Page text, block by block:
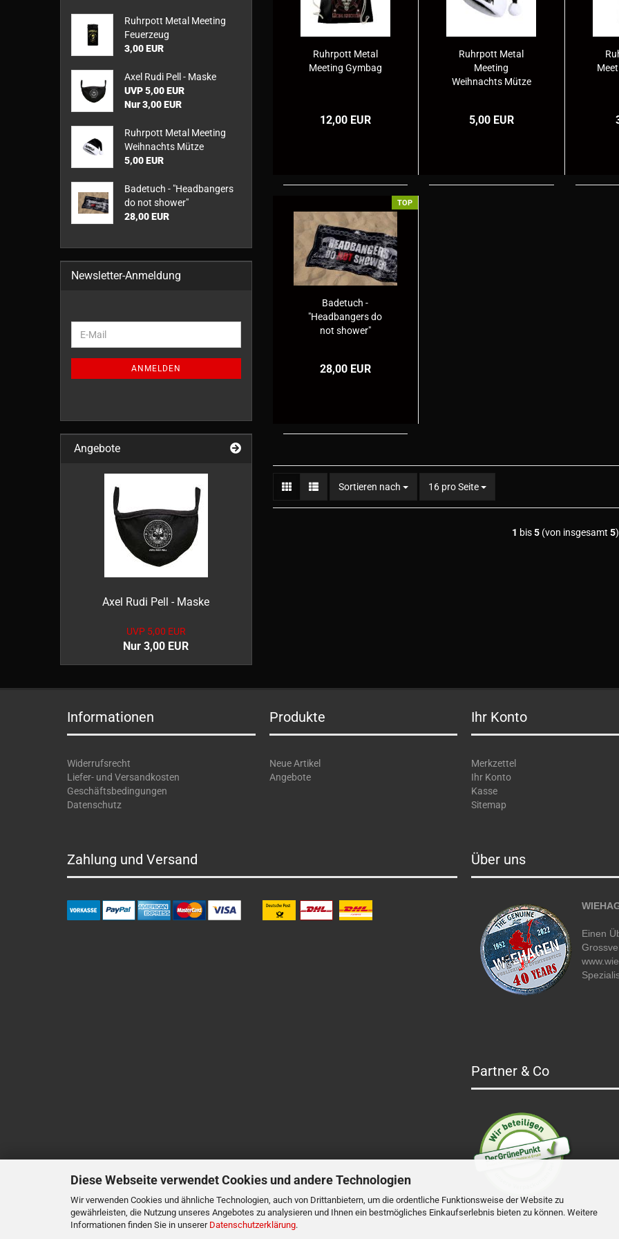
Diese Webseite verwendet Cookies und andere Technologien
Wir verwenden Cookies und ähnliche Technologien, auch von Drittanbietern, um die ordentliche Funktionsweise der Website zu
gewährleisten, die Nutzung unseres Angebotes zu analysieren und Ihnen ein bestmögliches Einkaufserlebnis bieten zu können. Weitere
Informationen finden Sie in unserer Datenschutzerklärung.
Ruhrpott Metal
Meeting Gymbag
12,00 EUR
Ruhrpott Metal
Meeting
Weihnachts Mütze
5,00 EUR
TOP
Badetuch -
"Headbangers do
not shower"
28,00 EUR
Sortieren nach
Sortieren nach 16 pro Seite
pro Seite
1 bis5(von insgesamt 5)
Ruhrpott Metal Meeting
Feuerzeug
3,00 EUR
Axel Rudi Pell - Maske
UVP 5,00 EUR
Nur 3,00 EUR
Ruhrpott Metal Meeting
Weihnachts Mütze
5,00 EUR
Badetuch - "Headbangers
do not shower"
28,00 EUR
Newsletter-Anmeldung
ZUR
E-
Mail
ANMELDEN
Angebote
Axel Rudi Pell - Maske
UVP 5,00 EUR
Nur 3,00 EUR
Informationen
Widerrufsrecht
Liefer- und Versandkosten
Geschäftsbedingungen
Datenschutz
Produkte
Neue Artikel
Angebote
Ihr Konto
Merkzettel
Ihr Konto
Kasse
Sitemap
Zahlung und Versand Über uns
Einen
Partner & Co